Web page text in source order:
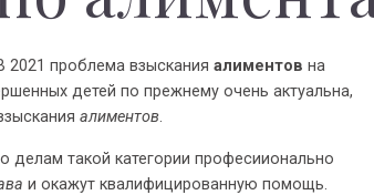
проблема взыскания алиментов на
детей по прежнему очень актуальна,
алиментов.
такой категории професиионально
и окажут квалифицированную помощь.